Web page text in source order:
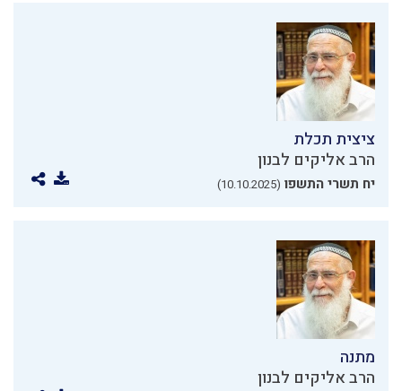
ציצית תכלת
הרב אליקים לבנון
יח תשרי התשפו (10.10.2025)
מתנה
הרב אליקים לבנון